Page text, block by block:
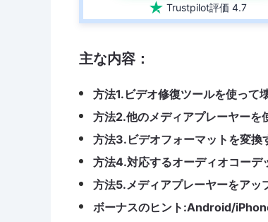
 Trustpilot評価 4.7
主な内容：
方法1.ビデオ修復ツールを使って
方法2.他のメディアプレーヤーを
方法3.ビデオフォーマットを変換
方法4.対応するオーディオコーデ
方法5.メディアプレーヤーをアッ
ボーナスのヒント:Android/